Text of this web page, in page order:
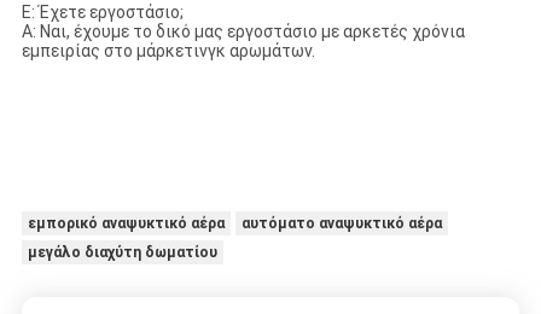
Ε: Έχετε εργοστάσιο;
Α: Ναι, έχουμε το δικό μας εργοστάσιο με αρκετές χρόνια
εμπειρίας στο μάρκετινγκ αρωμάτων.
εμπορικό αναψυκτικό αέρα
αυτόματο αναψυκτικό αέρα
μεγάλο διαχύτη δωματίου